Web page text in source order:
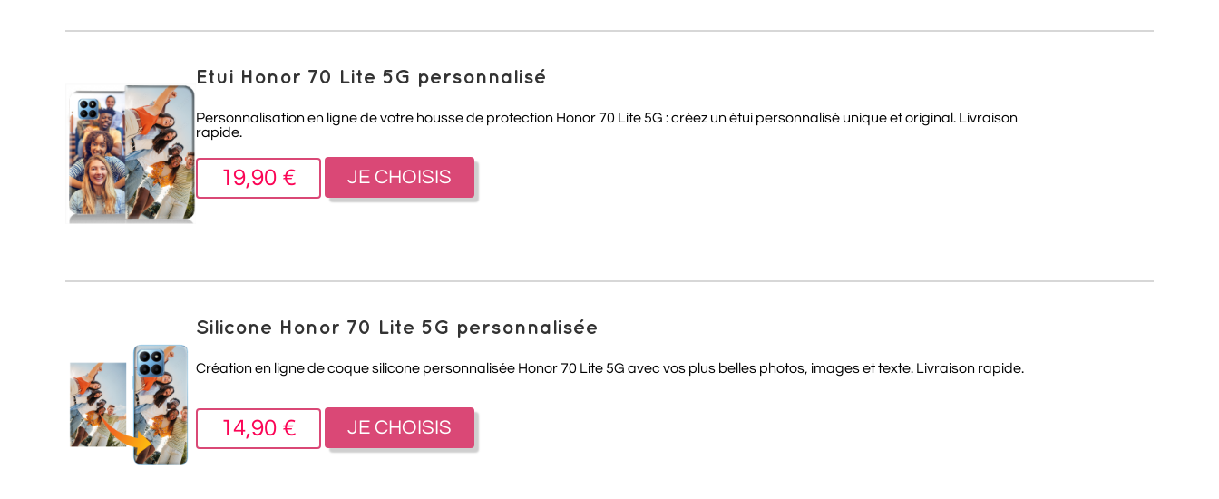
Etui Honor 70 Lite 5G personnalisé
Personnalisation en ligne de votre housse de protection Honor 70 Lite 5G : créez un étui personnalisé unique et original. Livraison
rapide.
19,90 € JE CHOISIS
Silicone Honor 70 Lite 5G personnalisée
Création en ligne de coque silicone personnalisée Honor 70 Lite 5G avec vos plus belles photos, images et texte. Livraison rapide.
14,90 € JE CHOISIS